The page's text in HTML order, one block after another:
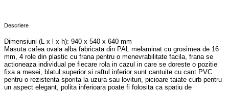
Descriere
Dimensiuni (L x l x h): 940 x 540 x 640 mm
Masuta cafea ovala alba fabricata din PAL melaminat cu grosimea de 16
mm, 4 role din plastic cu frana pentru o menevrabilitate facila, frana se
actioneaza individual pe fiecare rola in cazul in care se doreste o pozitie
fixa a mesei, blatul superior si raftul inferior sunt cantuite cu cant PVC
pentru o rezistenta sporita la uzura sau lovituri, picioare taiate curb pentru
un aspect elegant, polita inferioara poate fi folosita ca spatiu de